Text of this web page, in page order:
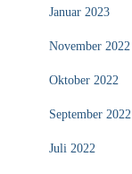
Januar 2023
November 2022
Oktober 2022
September 2022
Juli 2022